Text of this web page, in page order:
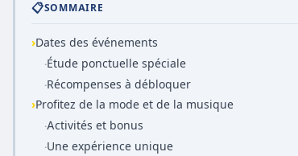
📋SOMMAIRE
›Dates des événements
·Étude ponctuelle spéciale
·Récompenses à débloquer
›Profitez de la mode et de la musique
·Activités et bonus
·Une expérience unique